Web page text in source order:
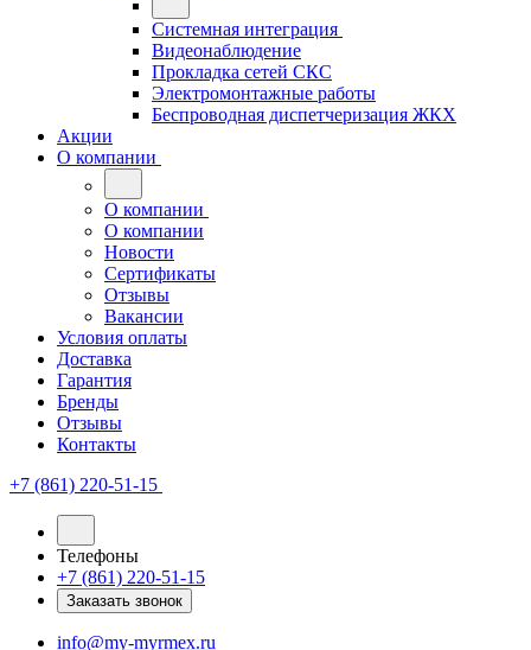
Системная интеграция
Видеонаблюдение
Прокладка сетей СКС
Электромонтажные работы
Беспроводная диспетчеризация ЖКХ
Акции
О компании
О компании
О компании
Новости
Сертификаты
Отзывы
Вакансии
Условия оплаты
Доставка
Гарантия
Бренды
Отзывы
Контакты
+7 (861) 220-51-15
Телефоны
+7 (861) 220-51-15
Заказать звонок
info@my-myrmex.ru